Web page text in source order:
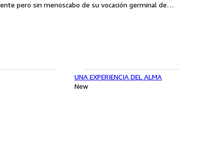
pero sin menoscabo de su vocación germinal de
Estamos comprometidos con los libros porque los
UNA EXPERIENCIA DEL ALMA
New